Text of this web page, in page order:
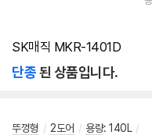
SK매직 MKR-1401D
단종된 상품입니다.
뚜껑형 / 2도어 / 용량: 140L /